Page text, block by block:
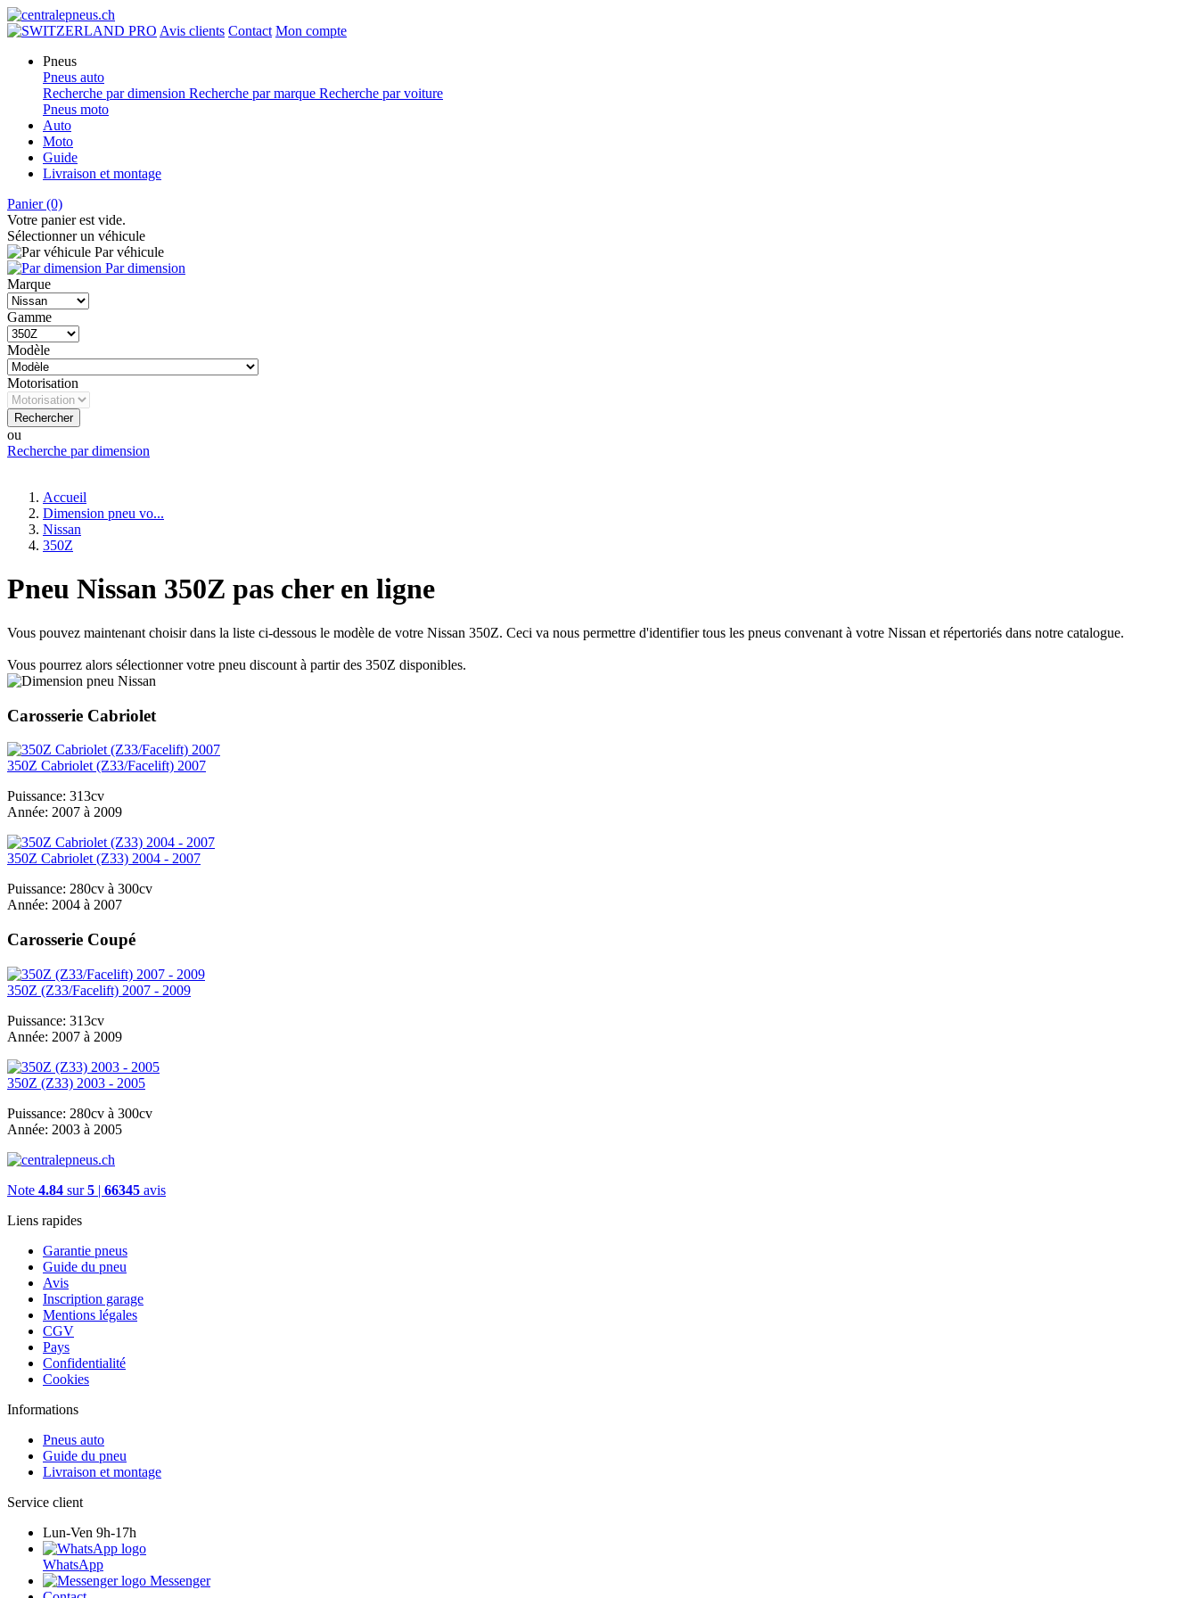
PRO Avis clients Contact Mon compte
Pneus
Pneus auto
Recherche par dimension Recherche par marque Recherche par voiture
Pneus moto
Auto
Moto
Guide
Livraison et montage
Panier (0)
Votre panier est vide.
Sélectionner un véhicule
Par véhicule
Par dimension
Marque
Gamme
Modèle
Motorisation
Rechercher
ou
Recherche par dimension
Accueil
Dimension pneu vo...
Nissan
350Z
Pneu Nissan 350Z pas cher en ligne
Vous pouvez maintenant choisir dans la liste ci-dessous le modèle de votre Nissan 350Z. Ceci va nous permettre d'identifier tous les pneus convenant à votre Nissan et répertoriés dans notre catalogue.
Vous pourrez alors sélectionner votre pneu discount à partir des 350Z disponibles.
Carosserie Cabriolet
350Z Cabriolet (Z33/Facelift) 2007
Puissance: 313cv
Année: 2007 à 2009
350Z Cabriolet (Z33) 2004 - 2007
Puissance: 280cv à 300cv
Année: 2004 à 2007
Carosserie Coupé
350Z (Z33/Facelift) 2007 - 2009
Puissance: 313cv
Année: 2007 à 2009
350Z (Z33) 2003 - 2005
Puissance: 280cv à 300cv
Année: 2003 à 2005
Note 4.84 sur5 | 66345 avis
Liens rapides
Garantie pneus
Guide du pneu
Avis
Inscription garage
Mentions légales
CGV
Pays
Confidentialité
Cookies
Informations
Pneus auto
Guide du pneu
Livraison et montage
Service client
Lun-Ven 9h-17h
WhatsApp
Messenger